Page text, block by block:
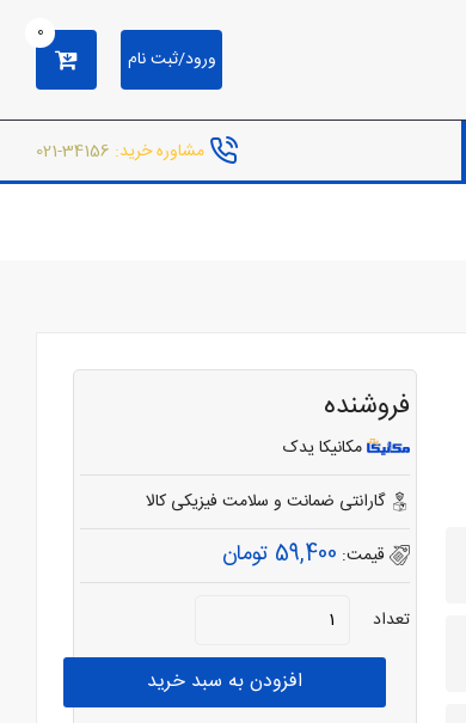
ورود/ثبت نام
0
مشاوره خرید: 34156-021
فروشنده
مکانیکا یدک
گارانتی ضمانت و سلامت فیزیکی کالا
قیمت: 59,400 تومان
تعداد
افزودن به سبد خرید